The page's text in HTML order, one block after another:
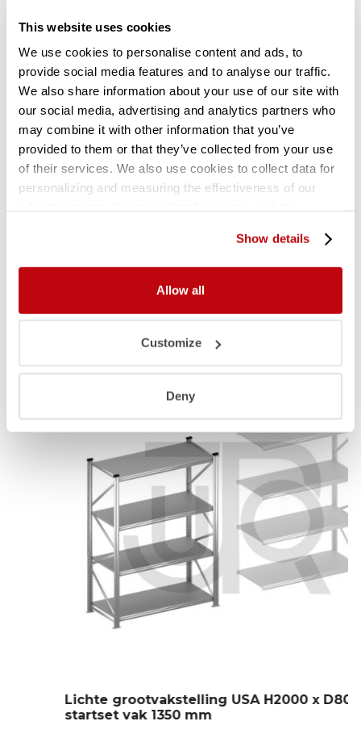
This website uses cookies
We use cookies to personalise content and ads, to
provide social media features and to analyse our traffic.
We also share information about your use of our site with
our social media, advertising and analytics partners who
may combine it with other information that you’ve
provided to them or that they’ve collected from your use
of their services. We also use cookies to collect data for
personalizing and measuring the effectiveness of our
Show details
Allow all
Customize
Deny
Standaard lengtes : 730, 870, 970, 1170 mm.
Andere lengtes en maatwerk mogelijk,
vraag een aangepaste offerte.
Accessoires
Talrijke accessoires beschikbaar voor de
Almawood-legbordstellingen :
tussenschotten, confectiestangen,
hangmapframes, juksluitingen, ruggen,
meer info.
Lichte grootvakstelling USA H2000 x D800 |
startset vak 1350 mm